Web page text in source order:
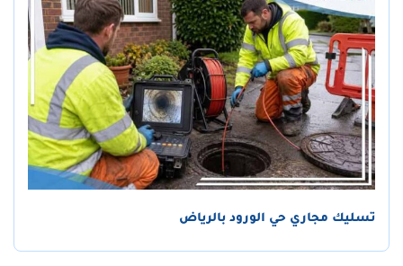
تسليك مجاري حي الورود بالرياض